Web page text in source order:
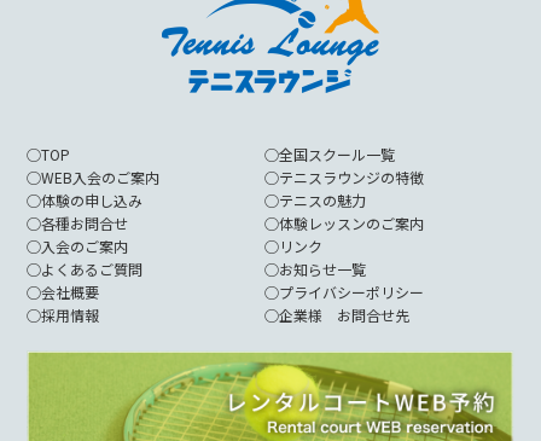
◯TOP
◯WEB入会のご案内
◯体験の申し込み
◯各種お問合せ
◯全国スクール一覧
◯テニスラウンジの特徴
◯テニスの魅力
◯体験レッスンのご案内
◯入会のご案内
◯よくあるご質問
◯会社概要
◯採用情報
◯リンク
◯お知らせ一覧
◯プライバシーポリシー
◯企業様 お問合せ先